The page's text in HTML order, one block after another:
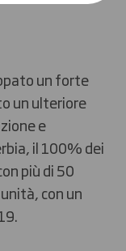
un forte
un ulteriore
e
il 100% dei
più di 50
con un